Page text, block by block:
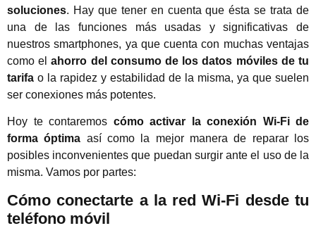
soluciones. Hay que tener en cuenta que ésta se trata de
una de las funciones más usadas y significativas de
nuestros smartphones, ya que cuenta con muchas ventajas
como elahorro del consumo de los datos móviles de tu
tarifa o la rapidez y estabilidad de la misma, ya que suelen
ser conexiones más potentes.
Hoy te contaremos cómo activar la conexión Wi-Fi de
forma óptima así como la mejor manera de reparar los
posibles inconvenientes que puedan surgir ante el uso de la
misma. Vamos por partes:
Cómo conectarte a la red Wi-Fi desde tu
teléfono móvil